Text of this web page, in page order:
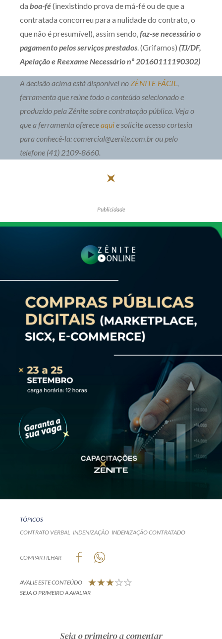
da boa-fé(inexistindo prova de má-fé ou de que a
contratada concorreu para a nulidade do contrato, o
que não é presumível), assim sendo,faz-se necessário o
pagamento pelos serviços prestados. (Grifamos) (TJ/DF,
Apelação e Reexame Necessário nº 20160111190302)
A decisão acima está disponível noZÊNITE FÁCIL,
ferramenta que reúne todo o conteúdo selecionado e
produzido pela Zênite sobre contratação pública. Veja o
que a ferramenta ofereceaquie solicite acesso cortesia
para conhecê-la: comercial@zenite.com.br ou pelo
telefone (41) 2109-8660.
Publicidade
TÓPICOS
CONTRATO VERBAL INDENIZAÇÃO INDENIZAÇÃO CONTRATADO
COMPARTILHAR
AVALIE ESTE CONTEÚDO
SEJA O PRIMEIRO A AVALIAR
Seja o primeiro a comentar